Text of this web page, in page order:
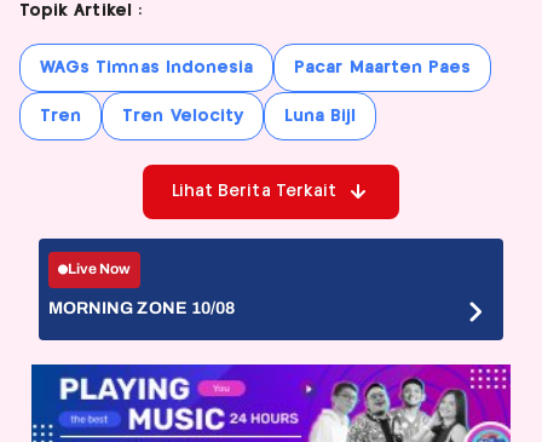
Topik Artikel :
WAGs Timnas Indonesia Pacar Maarten Paes
Tren Tren Velocity Luna Bijl
Lihat Berita Terkait
Live Now
MORNING ZONE 10/08